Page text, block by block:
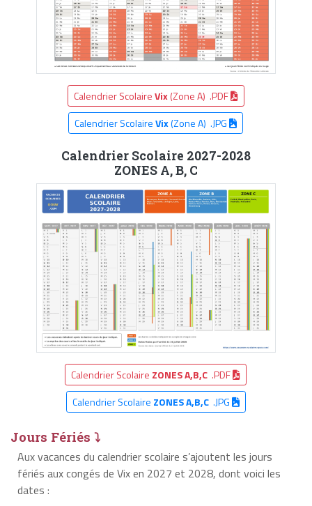
Calendrier ScolaireVix(Zone A) .PDF
Calendrier ScolaireVix(Zone A) .JPG
Calendrier Scolaire 2027-2028
ZONES A, B, C
Calendrier Scolaire ZONES A,B,C .PDF
Calendrier Scolaire ZONES A,B,C.JPG
Jours Fériés ⤵
Aux vacances du calendrier scolaire s’ajoutent les jours
fériés aux congés de Vix en 2027 et 2028, dont voici les
dates :